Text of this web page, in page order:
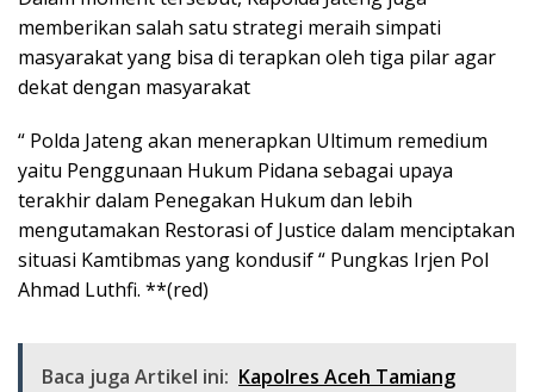
memberikan salah satu strategi meraih simpati
masyarakat yang bisa di terapkan oleh tiga pilar agar
dekat dengan masyarakat
“ Polda Jateng akan menerapkan Ultimum remedium
yaitu Penggunaan Hukum Pidana sebagai upaya
terakhir dalam Penegakan Hukum dan lebih
mengutamakan Restorasi of Justice dalam menciptakan
situasi Kamtibmas yang kondusif “ Pungkas Irjen Pol
Ahmad Luthfi. **(red)
Baca juga Artikel ini: Kapolres Aceh Tamiang